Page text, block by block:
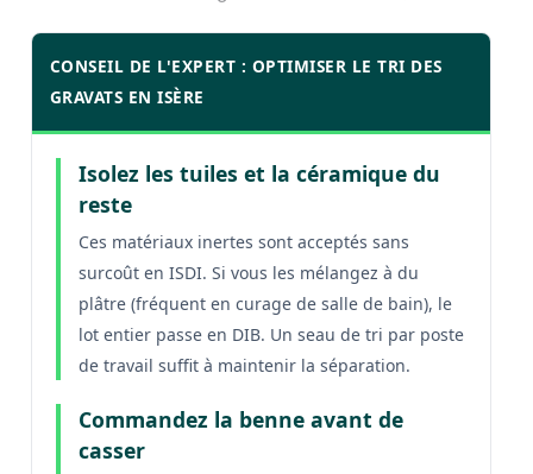
CONSEIL DE L'EXPERT : OPTIMISER LE TRI DES
GRAVATS EN ISÈRE
Isolez les tuiles et la céramique du
reste
Ces matériaux inertes sont acceptés sans
surcoût en ISDI. Si vous les mélangez à du
plâtre (fréquent en curage de salle de bain), le
lot entier passe en DIB. Un seau de tri par poste
de travail suffit à maintenir la séparation.
Commandez la benne avant de
casser